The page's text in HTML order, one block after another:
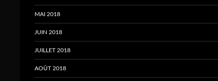
MAI 2018
JUIN 2018
JUILLET 2018
AOÛT 2018